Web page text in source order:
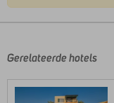
door
klanten
geschreven
Gerelateerde hotels